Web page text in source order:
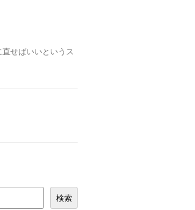
せばいいというス
検索